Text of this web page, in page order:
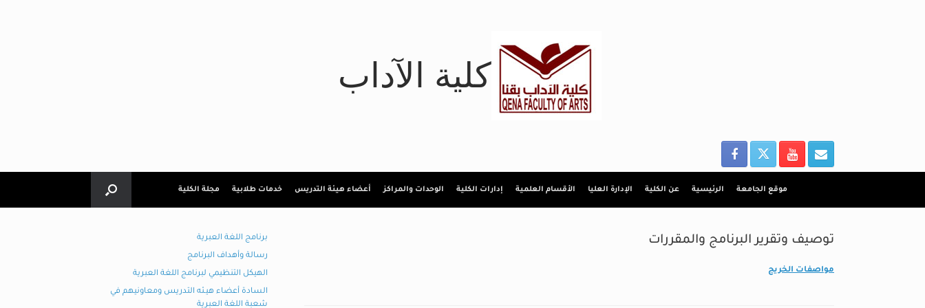
كلية الآداب
موقع الجامعة الرئيسية عن الكلية الإدارة العليا الأقسام العلمية إدارات الكلية الوحدات والمراكز أعضاء هيئة التدريس خدمات طلابية مجلة الكلية
توصيف وتقرير البرنامج والمقررات
مواصفات الخريج
برنامج اللغة العبرية
رسالة وأهداف البرنامج
الهيكل التنظيمي لبرنامج اللغة العبرية
السادة أعضاء هيـئه التدريس ومعاونيهم في
شعبة اللغة العبرية